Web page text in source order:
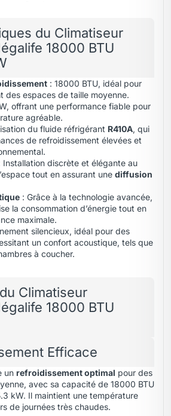
du Climatiseur
18000 BTU
: 18000 BTU, idéal pour
des espaces de taille moyenne.
offrant une performance fiable pour
agréable.
du fluide réfrigérant R410A, qui
de refroidissement élevées et
Installation discrète et élégante au
tout en assurant une diffusion
: Grâce à la technologie avancée,
la consommation d’énergie tout en
maximale.
silencieux, idéal pour des
un confort acoustique, tels que
à coucher.
Climatiseur
18000 BTU
Efficace
un refroidissement optimal pour des
avec sa capacité de 18000 BTU
kW. Il maintient une température
de journées très chaudes.